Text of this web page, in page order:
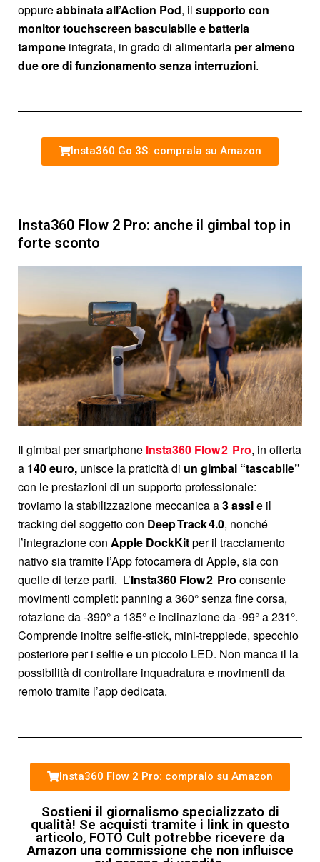
oppureabbinata all’Action Pod, il supporto con
monitor touchscreen basculabile e batteria
tampone integrata, in grado di alimentarla per almeno
due ore di funzionamento senza interruzioni.
Insta360 Go 3S: comprala su Amazon
Insta360 Flow 2 Pro: anche il gimbal top in
forte sconto
Il gimbal per smartphone Insta360 Flow 2 Pro, in offerta
a 140 euro, unisce la praticità di un gimbal “tascabile”
con le prestazioni di un supporto professionale:
troviamo la stabilizzazione meccanica a3 assie il
tracking del soggetto con Deep Track 4.0, nonché
l’integrazione con Apple DockKitper il tracciamento
nativo sia tramite l’App fotocamera di Apple, sia con
quelle di terze parti. L’Insta360 Flow 2 Pro consente
movimenti completi: panning a 360° senza fine corsa,
rotazione da -390° a 135° e inclinazione da -99° a 231°.
Comprende inoltre selfie‑stick, mini‑treppiede, specchio
posteriore per i selfie e un piccolo LED. Non manca il la
possibilità di controllare inquadratura e movimenti da
remoto tramite l’app dedicata.
Insta360 Flow 2 Pro: compralo su Amazon
Sostieni il giornalismo specializzato di
qualità! Se acquisti tramite i link in questo
articolo, FOTO Cult potrebbe ricevere da
Amazon una commissione che non influisce